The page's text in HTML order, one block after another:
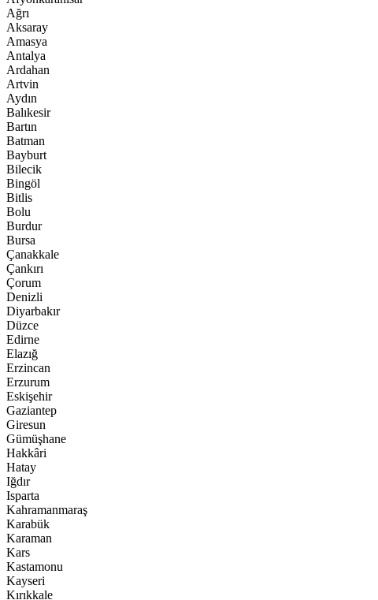
Ağrı
Aksaray
Amasya
Antalya
Ardahan
Artvin
Aydın
Balıkesir
Bartın
Batman
Bayburt
Bilecik
Bingöl
Bitlis
Bolu
Burdur
Bursa
Çanakkale
Çankırı
Çorum
Denizli
Diyarbakır
Düzce
Edirne
Elazığ
Erzincan
Erzurum
Eskişehir
Gaziantep
Giresun
Gümüşhane
Hakkâri
Hatay
Iğdır
Isparta
Kahramanmaraş
Karabük
Karaman
Kars
Kastamonu
Kayseri
Kırıkkale